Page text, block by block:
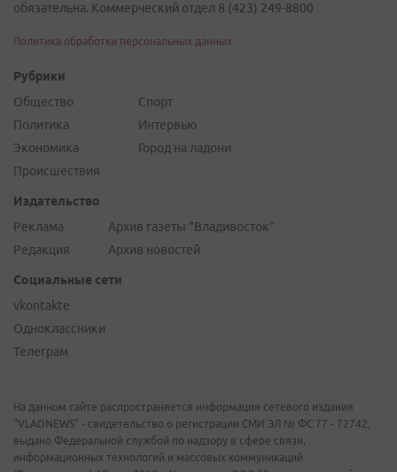
обязательна. Коммерческий отдел 8 (423) 249-8800
Политика обработки персональных данных
Рубрики
Общество
Политика
Экономика
Происшествия
Спорт
Интервью
Город на ладони
Издательство
Реклама
Редакция
Архив газеты "Владивосток"
Архив новостей
Социальные сети
vkontakte
Одноклассники
Телеграм
На данном сайте распространяется информация сетевого издания
"VLADNEWS" - свидетельство о регистрации СМИ ЭЛ № ФС 77 - 72742,
выдано Федеральной службой по надзору в сфере связи,
информационных технологий и массовых коммуникаций